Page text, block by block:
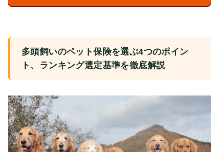
多頭飼いのペット保険を選ぶ4つのポイン
ト、ランキング選定基準を徹底解説